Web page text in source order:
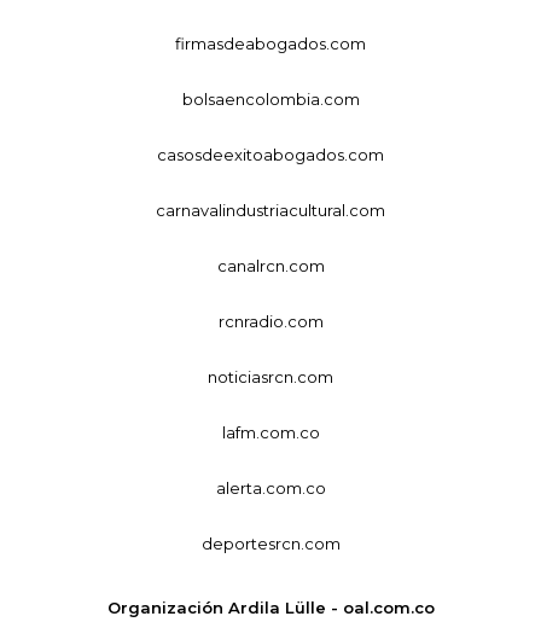
firmasdeabogados.com
bolsaencolombia.com
casosdeexitoabogados.com
carnavalindustriacultural.com
canalrcn.com
rcnradio.com
noticiasrcn.com
lafm.com.co
alerta.com.co
deportesrcn.com
Organización Ardila Lülle - oal.com.co